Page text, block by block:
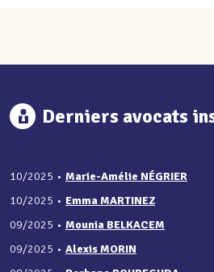
Derniers avocats
10/2025 • Marie-Amélie NÉGRIER
10/2025 • Emma MARTINEZ
09/2025 • Mounia BELKACEM
09/2025 • Alexis MORIN